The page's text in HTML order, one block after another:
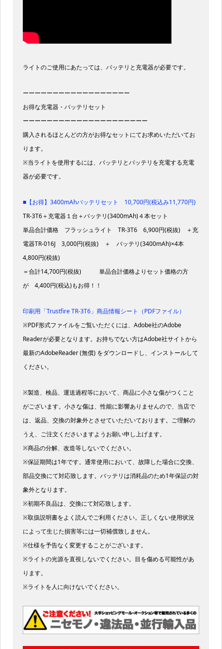
ライトのご使用にあたっては、バッテリと充電器が必要です。
ーーーーーーーーーーーーーーーーーー
お得な充電器・バッテリセット
ーーーーーーーーーーーーーーーーーーーーー
購入されるほとんどの方がお得なセットにてお求めいただいてお
ります。
※当ライトを使用するには、バッテリとバッテリを充電する充電
器が必要です。
■【お得】3400mAhバッテリセット 10,700円(税込み11,770円)
TR-3T6＋充電器１台＋バッテリ(3400mAh)４本セット
単品合計価格 フラッシュライト TR-3T6 6,900円(税抜) ＋充
電器TR-016J 3,000円(税抜) ＋ バッテリ(3400mAh)×4本
4,800円(税抜)
＝合計14,700円(税抜) 単品合計価格よりセット価格の方
が 4,400円(税込)もお得！！
印刷用「Trustfire TR-3T6」商品情報シート（PDFファイル）
※PDF形式ファイルをご覧いただくには、Adobe社のAdobe
Readerが必要となります。お持ちでない方はAdobe社サイトから
最新のAdobeReader (無償) をダウンロードし、インストールして
ください。
※製造、検品、運送過程等において、商品に小さな傷がつくこと
がございます。小さな傷は、性能に影響ありませんので、当店で
は、返品、交換の対象外とさせていただいております。ご理解の
うえ、ご注文くださいますようお願い申し上げます。
※商品の分解、改造等しないでください。
※保証期間は1年です。通常使用において、故障した場合に交換、
部品交換にて対応致します。バッテリは消耗品のため1年保証の対
象外となります。
※初期不良品は、交換にて対応致します。
※取扱説明書をよく読んでご利用ください。正しくない使用状況
によって生じた損害等には一切補償致しません。
※仕様を予告なく変更することがございます。
※ライトの光源を直視しないでください。目を傷める可能性があ
ります。
※ライトを人に向けないでください。